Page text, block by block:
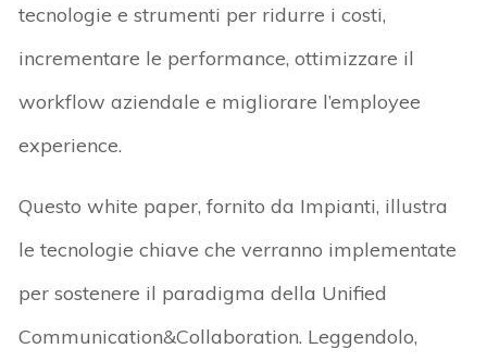
tecnologie e strumenti per ridurre i costi,
incrementare le performance, ottimizzare il
workflow aziendale e migliorare l’employee
experience.
Questo white paper, fornito da Impianti, illustra
le tecnologie chiave che verranno implementate
per sostenere il paradigma della Unified
Communication&Collaboration. Leggendolo,